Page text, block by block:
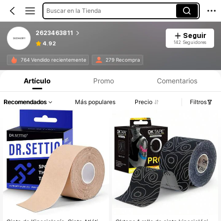
Buscar en la Tienda
2623463811
4.92
Seguir
142 Seguidores
764 Vendido recientemente 279 Recompra
Artículo Promo Comentarios
Recomendados Más populares Precio Filtros